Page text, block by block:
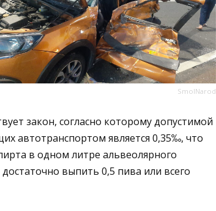
SmolNarod
закон, согласно которому допустимой
автотранспортом является 0,35‰, что
в одном литре альвеолярного
выпить 0,5 пива или всего